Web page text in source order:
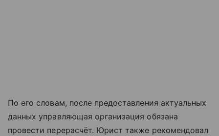
По его словам, после предоставления актуальных
данных управляющая организация обязана
провести перерасчёт. Юрист также рекомендовал